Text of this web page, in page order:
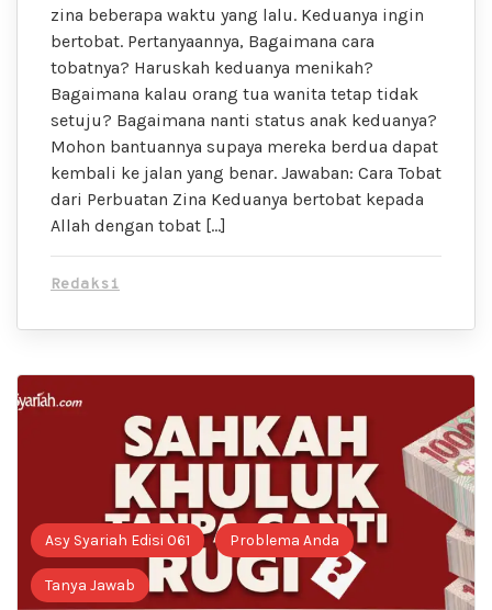
zina beberapa waktu yang lalu. Keduanya ingin
bertobat. Pertanyaannya, Bagaimana cara
tobatnya? Haruskah keduanya menikah?
Bagaimana kalau orang tua wanita tetap tidak
setuju? Bagaimana nanti status anak keduanya?
Mohon bantuannya supaya mereka berdua dapat
kembali ke jalan yang benar. Jawaban: Cara Tobat
dari Perbuatan Zina Keduanya bertobat kepada
Allah dengan tobat […]
Redaksi
Asy Syariah Edisi 061 Problema Anda
Tanya Jawab